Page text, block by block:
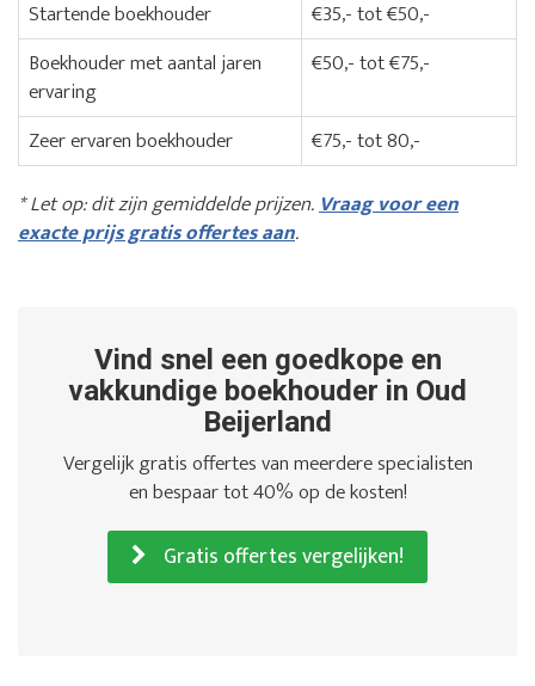
Startende boekhouder
€35,- tot €50,-
Boekhouder met aantal jaren
ervaring
€50,- tot €75,-
Zeer ervaren boekhouder
€75,- tot 80,-
* Let op: dit zijn gemiddelde prijzen.Vraag voor een
exacte prijs gratis offertes aan.
Vind snel een goedkope en
vakkundige boekhouder in Oud
Beijerland
Vergelijk gratis offertes van meerdere specialisten
en bespaar tot 40% op de kosten!
Gratis offertes vergelijken!